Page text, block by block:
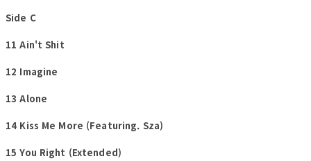
Side C
11 Ain't Shit
12 Imagine
13 Alone
14 Kiss Me More (Featuring. Sza)
15 You Right (Extended)